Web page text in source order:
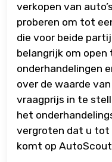
verkopen van
proberen om tot
die voor beide
belangrijk om
onderhandelingen
over de waarde
vraagprijs in te
het
vergroten dat u tot
komt op